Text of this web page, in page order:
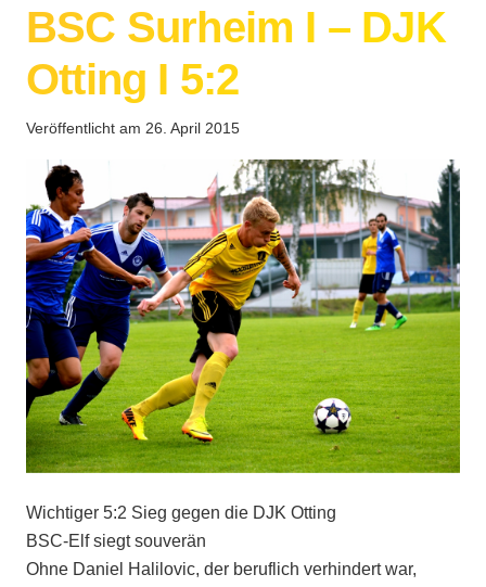
BSC Surheim I – DJK
Otting I 5:2
Veröffentlicht am 26. April 2015
Wichtiger 5:2 Sieg gegen die DJK Otting
BSC-Elf siegt souverän
Ohne Daniel Halilovic, der beruflich verhindert war,